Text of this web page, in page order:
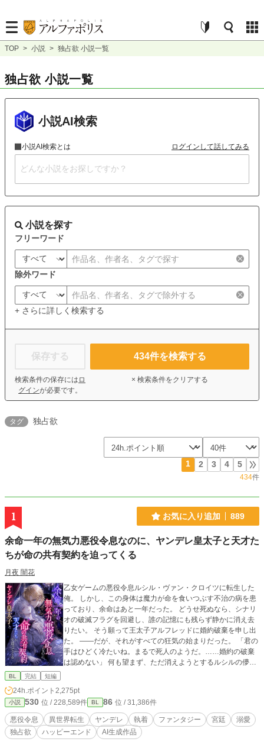
TOP > 小説 > 独占欲 小説一覧
独占欲 小説一覧
小説AI検索
小説AI検索とは ログインして話してみる
小説を探す
フリーワード
除外ワード
+ さらに詳しく検索する
保存する
検索条件の保存には ロ
グインが必要です。
434件を検索する
× 検索条件をクリアする
タグ 独占欲
1 2 3 4 5
434件
1 お気に入り追加 889
余命一年の無気力悪役令息なのに、ヤンデレ皇太子と天才た
ちが命の共有契約を迫ってくる
月夜 闇花
乙女ゲームの悪役令息ルシル・ヴァン・クロイツに転生した
俺。 しかし、この身体は魔力が命を食いつぶす不治の病を患
っており、余命はあと一年だった。 どうせ死ぬなら、シナリ
オの破滅フラグを回避し、誰の記憶にも残らず静かに消え去
りたい。 そう願って王太子アルフレッドに婚約破棄を申し出
た。 ――だが、それがすべての狂気の始まりだった。 「君の
手はひどく冷たいね。まるで死人のようだ。……婚約の破棄
は認めない」 何も望まず、ただ消えようとするルシルの儚げ
束。 実直な騎士ガレッドの盲目的な献身。 天才魔術師ノアの
狂気的な探究。 ルシルが死の淵へ沈み込もうとしたとき、三
人は神の理に逆らう禁忌の魔術を実行する。 それは、自らの
命と魔力をルシルの身体へ直接繋ぎ止める『命の共有契約』
だった――。 「君はもう、どこへも行けない。永遠に、私た
BL 完結 短編
24h.ポイント 2,275pt
小説 530 位 / 228,589件 BL 86 位 / 31,386件
悪役令息 異世界転生 ヤンデレ 執着 ファンタジー 宮廷
溺愛
独占欲
ハッピーエンド AI生成作品